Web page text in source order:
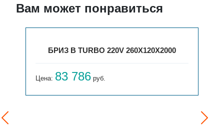
Вам может понравиться
БРИЗ В TURBO 220V 260Х120Х2000
Цена: 83 786 руб.